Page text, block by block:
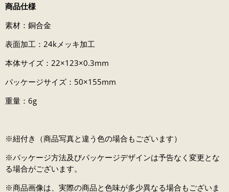
商品仕様
素材：銅合金
表面加工：24kメッキ加工
本体サイズ：22×123×0.3mm
パッケージサイズ：50×155mm
重量：6g
※紐付き（商品写真と違う色の場合もございます）
※パッケージ方法及びパッケージデザインは予告なく変更とな
る場合がございます。
※商品画像は、実際の商品と色味が多少異なる場合もございま